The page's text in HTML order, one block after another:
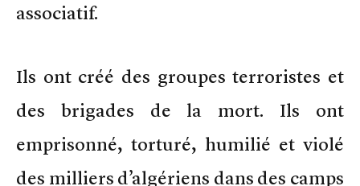
associatif.
Ils ont créé des groupes terroristes et
des brigades de la mort. Ils ont
emprisonné, torturé, humilié et violé
des milliers d’algériens dans des camps